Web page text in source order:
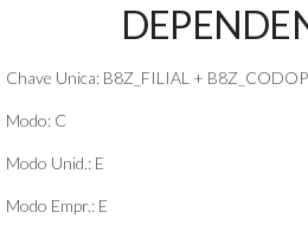
Chave Unica: B8Z_FILIAL +
Modo: C
Modo Unid.: E
Modo Empr.: E